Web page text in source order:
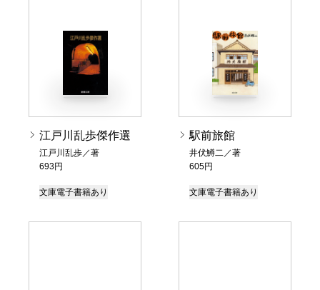
江戸川乱歩傑作選
江戸川乱歩／著
693円
文庫電子書籍あり
駅前旅館
井伏鱒二／著
605円
文庫電子書籍あり